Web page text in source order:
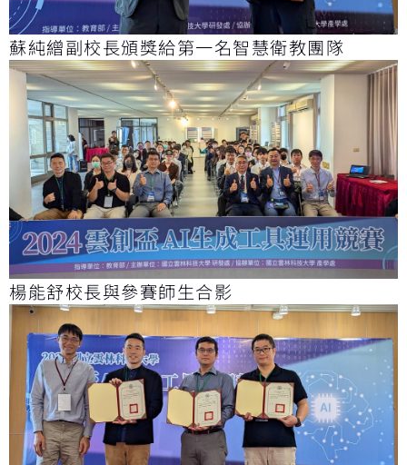
蘇純繒副校長頒獎給第一名智慧衛教團隊
楊能舒校長與參賽師生合影